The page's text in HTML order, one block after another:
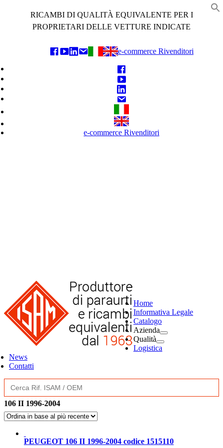
RICAMBI DI QUALITÀ EQUIVALENTE PER I
PROPRIETARI DELLE VETTURE INDICATE
e-commerce Rivenditori
e-commerce Rivenditori
Home
Informativa Legale
Catalogo
Azienda
Qualità
Logistica
News
Contatti
Search
for:
106 II 1996-2004
PEUGEOT 106 II 1996-2004 codice 1515110